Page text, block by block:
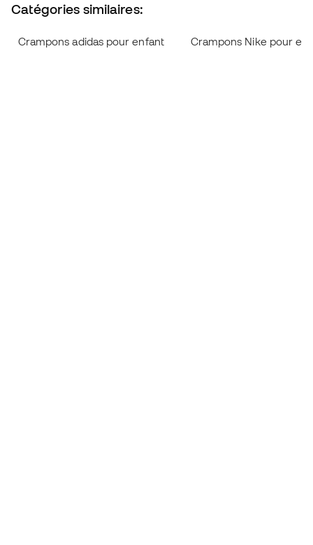
Catégories similaires:
Crampons adidas pour enfant Crampons Nike pour